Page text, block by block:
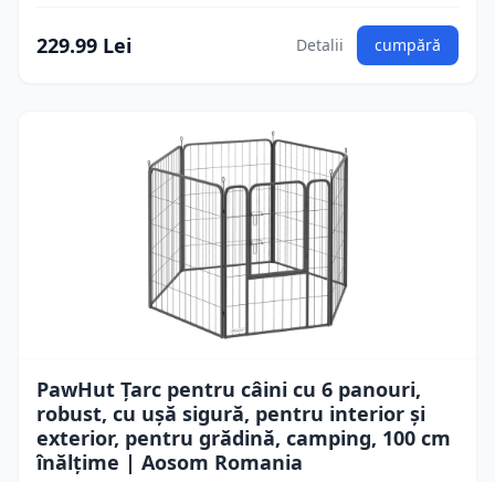
229.99 Lei Detalii cumpără
PawHut Țarc pentru câini cu 6 panouri,
robust, cu ușă sigură, pentru interior și
exterior, pentru grădină, camping, 100 cm
înălțime | Aosom Romania